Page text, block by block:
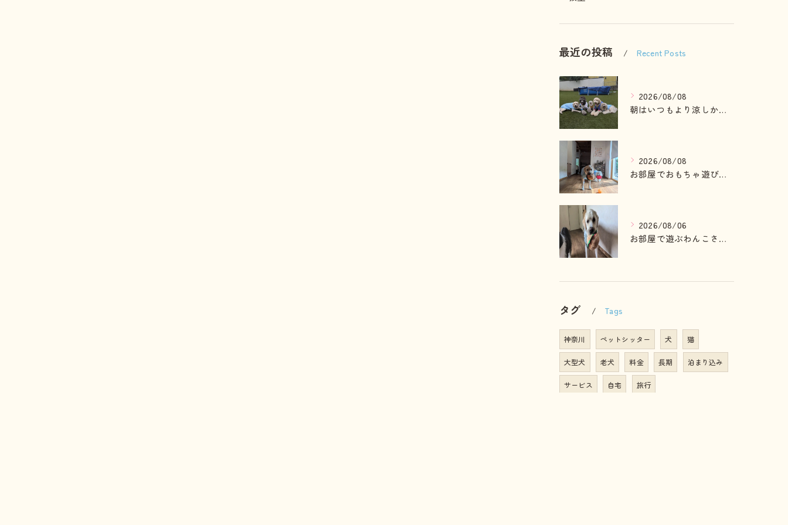
最近の投稿 Recent Posts
2026/08/08
朝はいつもより涼しかったのでお散歩も行けました😄
2026/08/08
お部屋でおもちゃ遊びしている2ぴき🩷
2026/08/06
お部屋で遊ぶわんこさん💓
タグ Tags
神奈川 ペットシッター 犬 猫
大型犬 老犬 料金 長期 泊まり込み
サービス 自宅 旅行